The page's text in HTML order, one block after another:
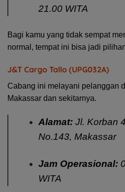
21.00 WITA
Bagi kamu yang tidak sempat
normal, tempat ini bisa jadi
J&T Cargo Tallo (UPG032A)
Cabang ini melayani pelanggan
Makassar dan sekitarnya.
Alamat:Jl. Korban
No.143, Makassar
Jam Operasional:
WITA